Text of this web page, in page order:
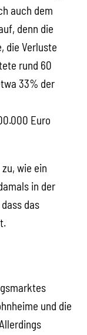
auch dem
denn die
die Verluste
rund 60
33% der
Euro
wie ein
in der
das
und die